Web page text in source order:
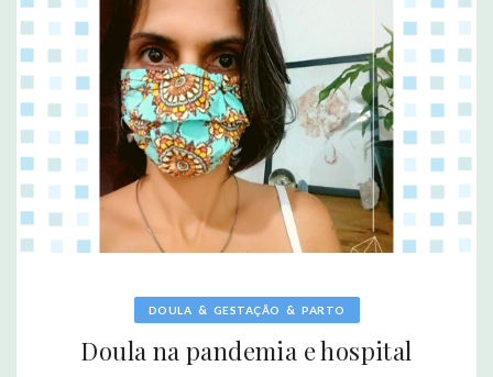
DOULA & GESTAÇÃO & PARTO
Doula na pandemia e hospital